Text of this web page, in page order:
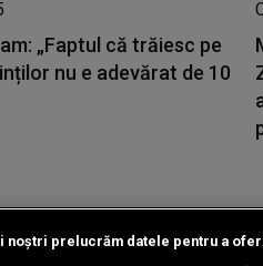
„Faptul că trăiesc pe
nu e adevărat de 10
S.A.
noștri prelucrăm datele pentru a